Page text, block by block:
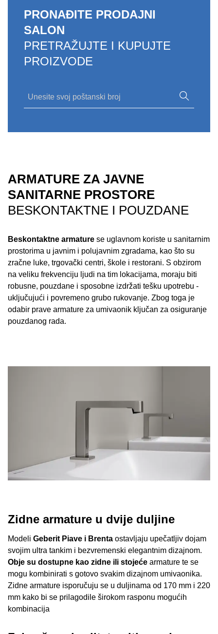
PRONAĐITE PRODAJNI
SALON
PRETRAŽUJTE I KUPUJTE
PROIZVODE
ARMATURE ZA JAVNE
SANITARNE PROSTORE
BESKONTAKTNE I POUZDANE
Beskontaktne armature se uglavnom koriste u sanitarnim
prostorima u javnim i polujavnim zgradama, kao što su
zračne luke, trgovački centri, škole i restorani. S obzirom
na veliku frekvenciju ljudi na tim lokacijama, moraju biti
robusne, pouzdane i sposobne izdržati tešku upotrebu -
uključujući i povremeno grubo rukovanje. Zbog toga je
odabir prave armature za umivaonik ključan za osiguranje
pouzdanog rada.
Zidne armature u dvije duljine
Modeli Geberit Piave i Brenta ostavljaju upečatljiv dojam
svojim ultra tankim i bezvremenski elegantnim dizajnom.
Obje su dostupne kao zidne ili stojeće armature te se
mogu kombinirati s gotovo svakim dizajnom umivaonika.
Zidne armature isporučuju se u duljinama od 170 mm i 220
mm kako bi se prilagodile širokom rasponu mogućih
kombinacija